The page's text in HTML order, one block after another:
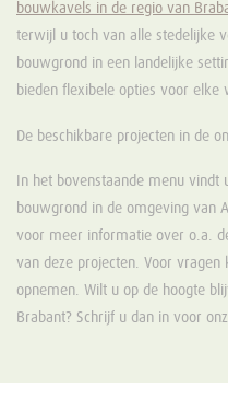
bouwkavels in de regio van
terwijl u toch van alle stedelijke
bouwgrond in een landelijke
bieden flexibele opties voor elke
De beschikbare projecten in de
In het bovenstaande menu vindt
bouwgrond in de omgeving van
voor meer informatie over o.a.
van deze projecten. Voor
opnemen. Wilt u op de hoogte
Brabant? Schrijf u dan in voor